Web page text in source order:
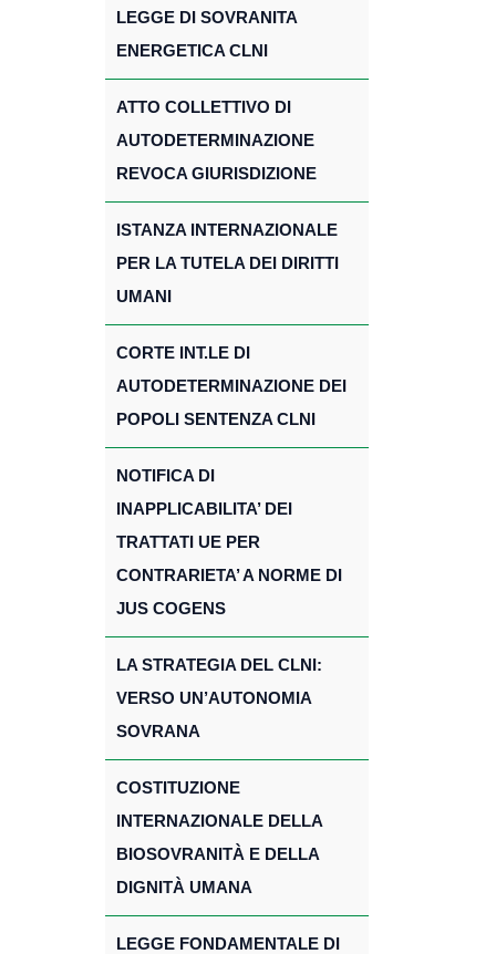
LEGGE DI SOVRANITA
ENERGETICA CLNI
ATTO COLLETTIVO DI
AUTODETERMINAZIONE
REVOCA GIURISDIZIONE
ISTANZA INTERNAZIONALE
PER LA TUTELA DEI DIRITTI
UMANI
CORTE INT.LE DI
AUTODETERMINAZIONE DEI
POPOLI SENTENZA CLNI
NOTIFICA DI
INAPPLICABILITA’ DEI
TRATTATI UE PER
CONTRARIETA’ A NORME DI
JUS COGENS
LA STRATEGIA DEL CLNI:
VERSO UN’AUTONOMIA
SOVRANA
COSTITUZIONE
INTERNAZIONALE DELLA
BIOSOVRANITÀ E DELLA
DIGNITÀ UMANA
LEGGE FONDAMENTALE DI